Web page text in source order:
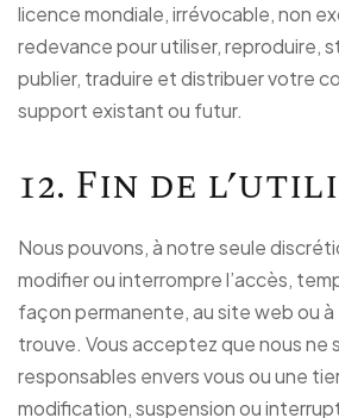
licence mondiale, irrévocable, non
redevance pour utiliser, reproduire,
publier, traduire et distribuer votre
support existant ou futur.
12. Fin de
Nous pouvons, à notre seule
modifier ou interrompre l’accès,
façon permanente, au site web ou à
trouve. Vous acceptez que nous ne
responsables envers vous ou une
modification, suspension ou